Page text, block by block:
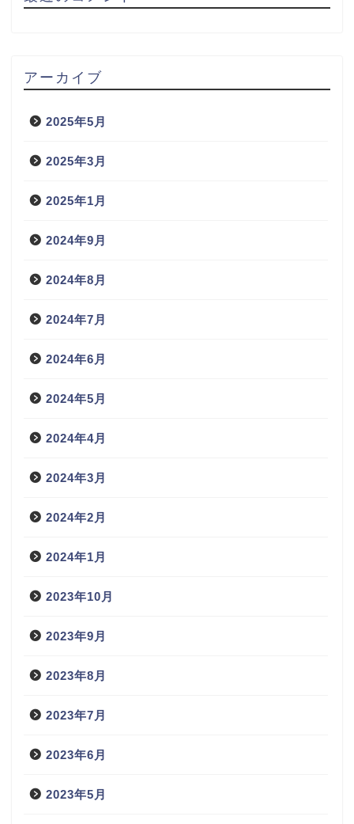
アーカイブ
2025年5月
2025年3月
2025年1月
2024年9月
2024年8月
2024年7月
2024年6月
2024年5月
2024年4月
2024年3月
2024年2月
2024年1月
2023年10月
2023年9月
2023年8月
2023年7月
2023年6月
2023年5月